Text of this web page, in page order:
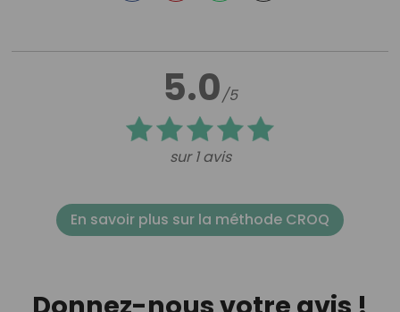
5.0/5
sur 1 avis
En savoir plus sur la méthode CROQ